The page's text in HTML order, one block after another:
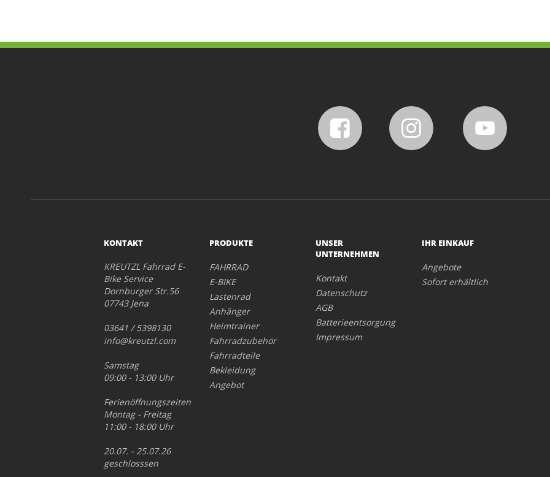
KONTAKT
KREUTZL Fahrrad E-
Bike Service
Dornburger Str.56
07743 Jena
03641 / 5398130
info@kreutzl.com
Samstag
09:00 - 13:00 Uhr
Ferienöffnungszeiten
Montag - Freitag
11:00 - 18:00 Uhr
20.07. - 25.07.26
geschlosssen
PRODUKTE
FAHRRAD
E-BIKE
Lastenrad
Anhänger
Heimtrainer
Fahrradzubehör
Fahrradteile
Bekleidung
Angebot
UNSER
UNTERNEHMEN
Kontakt
Datenschutz
AGB
Batterieentsorgung
Impressum
IHR EINKAUF
Angebote
Sofort erhältlich